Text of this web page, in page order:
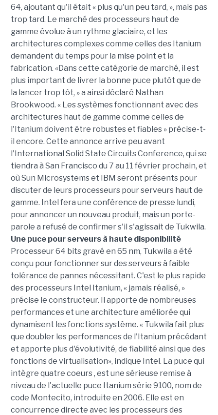
64, ajoutant qu'il était « plus qu'un peu tard, », mais pas
trop tard. Le marché des processeurs haut de
gamme évolue à un rythme glaciaire, et les
architectures complexes comme celles des Itanium
demandent du temps pour la mise point et la
fabrication. «Dans cette catégorie de marché, il est
plus important de livrer la bonne puce plutôt que de
la lancer trop tôt, » a ainsi déclaré Nathan
Brookwood. « Les systèmes fonctionnant avec des
architectures haut de gamme comme celles de
l'Itanium doivent être robustes et fiables » précise-t-
il encore. Cette annonce arrive peu avant
l'International Solid State Circuits Conference, qui se
tiendra à San Francisco du 7 au 11 février prochain, et
où Sun Microsystems et IBM seront présents pour
discuter de leurs processeurs pour serveurs haut de
gamme. Intel fera une conférence de presse lundi,
pour annoncer un nouveau produit, mais un porte-
parole a refusé de confirmer s'il s'agissait de Tukwila.
Une puce pour serveurs à haute disponibilité
Processeur 64 bits gravé en 65 nm, Tukwila a été
conçu pour fonctionner sur des serveurs à faible
tolérance de pannes nécessitant. C'est le plus rapide
des processeurs Intel Itanium, « jamais réalisé, »
précise le constructeur. Il apporte de nombreuses
performances et une architecture améliorée qui
dynamisent les fonctions système. « Tukwila fait plus
que doubler les performances de l'Itanium précédant
et apporte plus d'évolutivité, de fiabilité ainsi que des
fonctions de virtualisation», indique Intel. La puce qui
intègre quatre coeurs , est une sérieuse remise à
niveau de l'actuelle puce Itanium série 9100, nom de
code Montecito, introduite en 2006. Elle est en
concurrence directe avec les processeurs des